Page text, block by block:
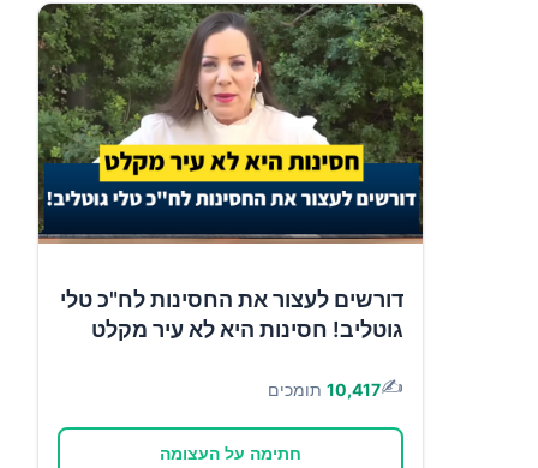
דורשים לעצור את החסינות לח"כ טלי
גוטליב! חסינות היא לא עיר מקלט
✍️
10,417 תומכים
חתימה על העצומה